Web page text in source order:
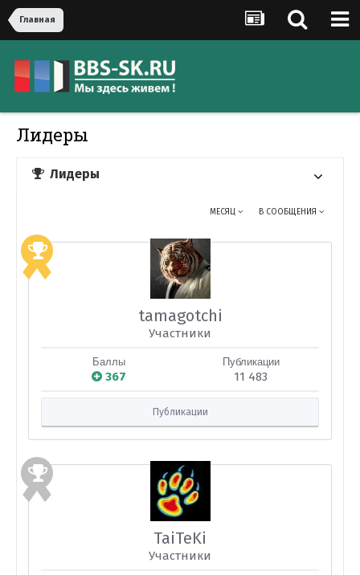
Главная
Лидеры
Лидеры
В СООБЩЕНИЯ
МЕСЯЦ
tamagotchi
Участники
Баллы
367
Публикации
11 483
Публикации
TaiTeKi
Участники